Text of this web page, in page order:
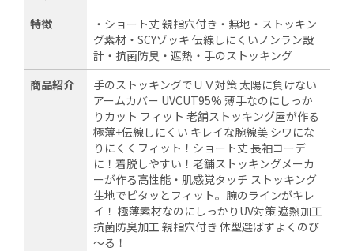
特徴
・ショート丈 親指穴付き・無地・ストッキン
グ素材・SCYゾッキ 伝線しにくいノンラン設
計・抗菌防臭・遮熱・手のストッキング
商品紹介
手のストッキングでＵＶ対策 太陽に負けない
アームカバー UVCUT95% 薄手なのにしっか
りカット フィット 老舗ストッキング屋が作る
極薄+伝線しにくい キレイな腕線美 シワにな
りにくくフィット！ショート丈 長袖コーデ
に！着脱しやすい！老舗ストッキングメーカ
ーが作る高性能・肌感覚タッチ ストッキング
生地でピタッとフィット。腕のラインがキレ
イ！ 極薄素材なのにしっかりUV対策 遮熱加工
抗菌防臭加工 親指穴付き 体型選ばずよくのび
～る！